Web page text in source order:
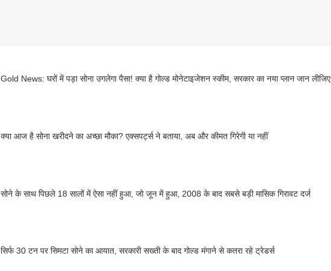
Gold News: घरों में पड़ा सोना उगलेगा पैसा! क्या है गोल्ड मोनेटाइजेशन स्कीम, सरकार का नया प्लान जान लीजिए
क्या आज है सोना खरीदने का अच्छा मौका? एक्सपर्ट्स ने बताया, अब और कीमत गिरेगी या नहीं
सोने के साथ पिछले 18 सालों में ऐसा नहीं हुआ, जो जून में हुआ, 2008 के बाद सबसे बड़ी मासिक गिरावट दर्ज
सिर्फ 30 टन पर सिमटा सोने का आयात, सरकारी सख्ती के बाद गोल्ड मंगाने से कतरा रहे ट्रेडर्स